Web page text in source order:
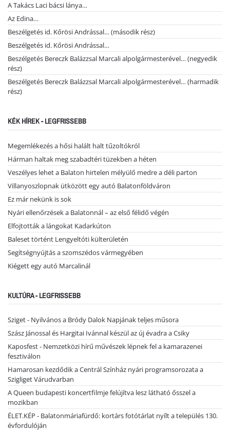
A Takács Laci bácsi lánya…
Az Edina…
Beszélgetés id. Kőrösi Andrással… (második rész)
Beszélgetés id. Kőrösi Andrással…
Beszélgetés Bereczk Balázzsal Marcali alpolgármesterével… (negyedik
rész)
Beszélgetés Bereczk Balázzsal Marcali alpolgármesterével… (harmadik
rész)
KÉK HÍREK - LEGFRISSEBB
Megemlékezés a hősi halált halt tűzoltókról
Hárman haltak meg szabadtéri tüzekben a héten
Veszélyes lehet a Balaton hirtelen mélyülő medre a déli parton
Villanyoszlopnak ütközött egy autó Balatonföldváron
Ez már nekünk is sok
Nyári ellenőrzések a Balatonnál – az első félidő végén
Elfojtották a lángokat Kadarkúton
Baleset történt Lengyeltóti külterületén
Segítségnyújtás a szomszédos vármegyében
Kiégett egy autó Marcalinál
KULTÚRA - LEGFRISSEBB
Sziget - Nyilvános a Bródy Dalok Napjának teljes műsora
Szász Jánossal és Hargitai Ivánnal készül az új évadra a Csiky
Kaposfest - Nemzetközi hírű művészek lépnek fel a kamarazenei
fesztiválon
Hamarosan kezdődik a Centrál Színház nyári programsorozata a
Szigliget Várudvarban
A Queen budapesti koncertfilmje felújítva lesz látható ősszel a
mozikban
ÉLET.KÉP - Balatonmáriafürdő: kortárs fotótárlat nyílt a település 130.
évfordulóján